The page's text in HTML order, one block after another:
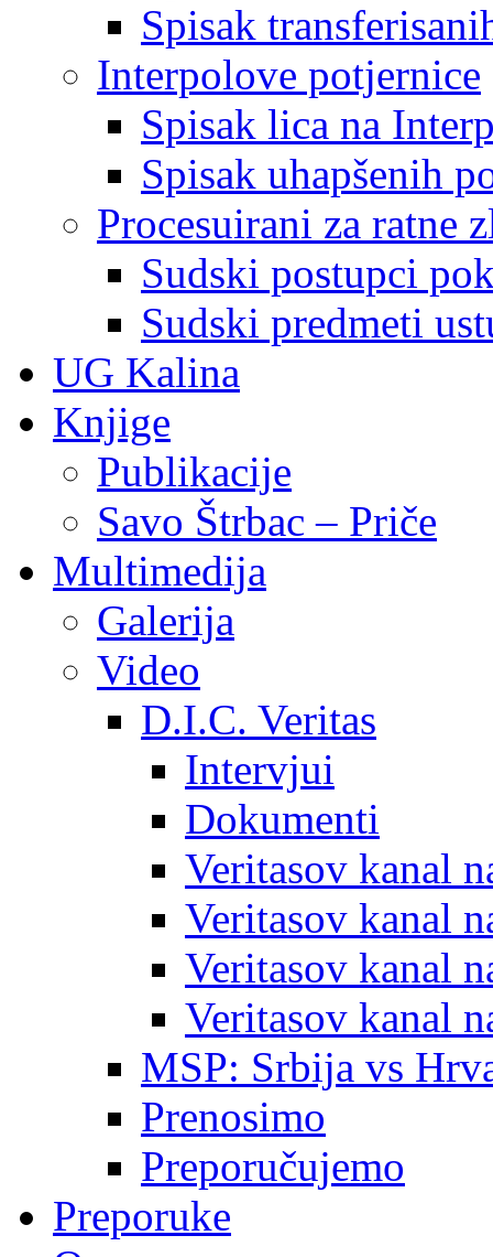
Spisak
Interpolove potjernice
Spisak lica na
Spisak uhapšenih
Procesuirani za ratne
Sudski postupci
Sudski predmeti
UG Kalina
Knjige
Publikacije
Savo Štrbac – Priče
Multimedija
Galerija
Video
D.I.C. Veritas
Intervjui
Dokumenti
Veritasov kanal
Veritasov kanal
Veritasov kanal
Veritasov kanal
MSP: Srbija vs
Prenosimo
Preporučujemo
Preporuke